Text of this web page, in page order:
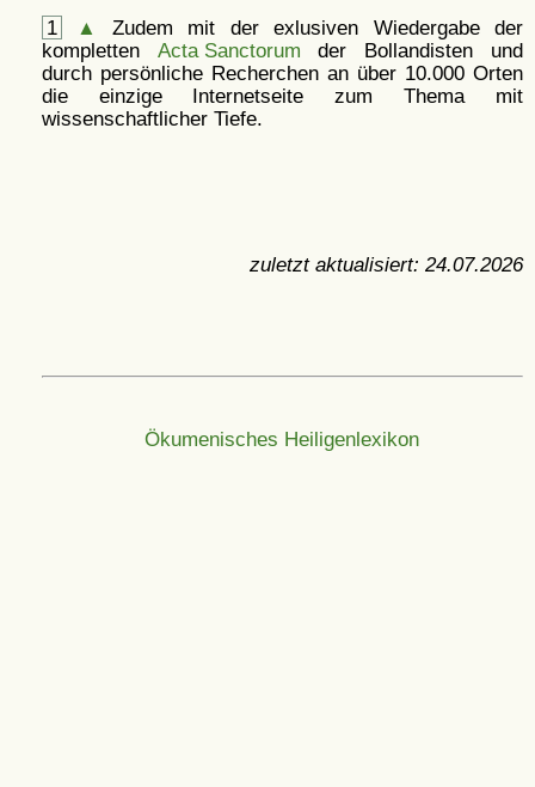
1 ▲
Zudem mit der exlusiven Wiedergabe der
kompletten Acta Sanctorum der Bollandisten und
durch persönliche Recherchen an über 10.000 Orten
die einzige Internetseite zum Thema mit
wissenschaftlicher Tiefe.
zuletzt aktualisiert: 24.07.2026
Ökumenisches Heiligenlexikon